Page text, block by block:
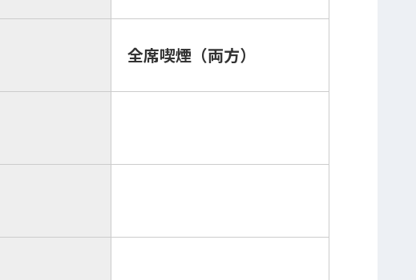
全席喫煙（両方）